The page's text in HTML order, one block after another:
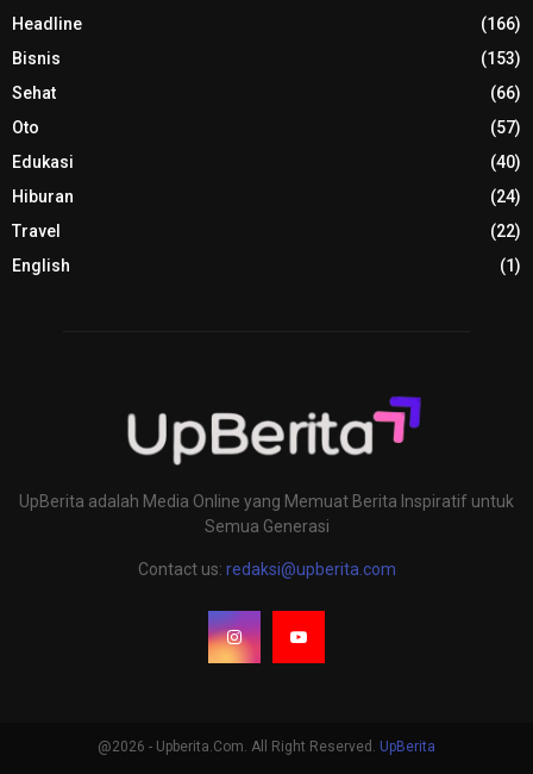
Headline
(166)
Bisnis
(153)
Sehat
(66)
Oto
(57)
Edukasi
(40)
Hiburan
(24)
Travel
(22)
English
(1)
UpBerita adalah Media Online yang Memuat Berita Inspiratif untuk
Semua Generasi
Contact us: redaksi@upberita.com
@2026 - Upberita.Com. All Right Reserved. UpBerita